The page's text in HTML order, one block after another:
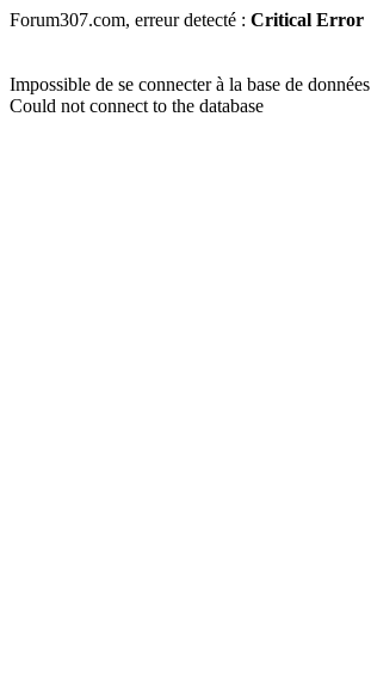
Forum307.com, erreur detecté : Critical Error
Impossible de se connecter à la base de données
Could not connect to the database